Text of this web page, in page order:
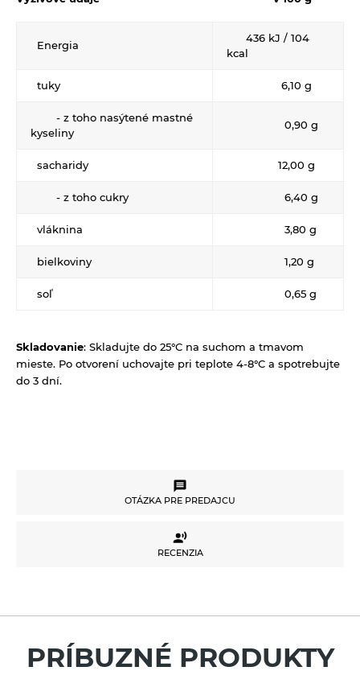
Keramické slniečko
Propagačný materiál
Energia
436 kJ / 104
kcal
tuky 6,10 g
- z toho nasýtené mastné
kyseliny
0,90 g
sacharidy 12,00 g
- z toho cukry 6,40 g
vláknina 3,80 g
bielkoviny 1,20 g
soľ 0,65 g
Skladovanie: Skladujte do 25°C na suchom a tmavom
mieste. Po otvorení uchovajte pri teplote 4-8°C a spotrebujte
do 3 dní.
OTÁZKA PRE PREDAJCU
OTÁZKA PRE PREDAJCU
RECENZIA
Pre vloženie recenzie musíte byť prihlásení
PRÍBUZNÉ PRODUKTY